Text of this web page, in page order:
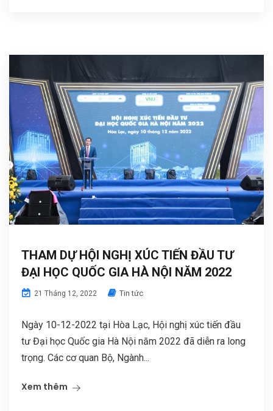
THAM DỰ HỘI NGHỊ XÚC TIẾN ĐẦU TƯ
ĐẠI HỌC QUỐC GIA HÀ NỘI NĂM 2022
21 Tháng 12, 2022 Tin tức
Ngày 10-12-2022 tại Hòa Lạc, Hội nghị xúc tiến đầu
tư Đại học Quốc gia Hà Nội năm 2022 đã diễn ra long
trọng. Các cơ quan Bộ, Ngành...
Xem thêm